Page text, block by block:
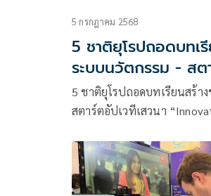
5 กรกฎาคม 2568
5 ชาติยุโรปถอดบทเ
ระบบนวัตกรรม - สต
'Innovation
National
SITE 2025
5 ชาติยุโรปถอดบทเรียนสร้า
สตาร์ตอัปเวทีเสวนา
Uncertainties” งาน SITE 2025 ขณะที่อธิบดีกรมยุ
กระทรวงการต่างประเทศ ชี้ไ
ความสำเร็จของยุโรปเพื่อสร้